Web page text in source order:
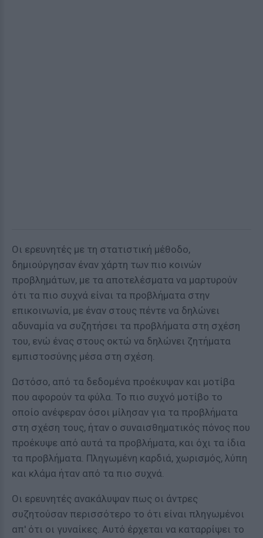
Οι ερευνητές με τη στατιστική μέθοδο,
δημιούργησαν έναν χάρτη των πιο κοινών
προβλημάτων, με τα αποτελέσματα να μαρτυρούν
ότι τα πιο συχνά είναι τα προβλήματα στην
επικοινωνία, με έναν στους πέντε να δηλώνει
αδυναμία να συζητήσει τα προβλήματα στη σχέση
του, ενώ ένας στους οκτώ να δηλώνει ζητήματα
εμπιστοσύνης μέσα στη σχέση.
Ωστόσο, από τα δεδομένα προέκυψαν και μοτίβα
που αφορούν τα φύλα. Το πιο συχνό μοτίβο το
οποίο ανέφεραν όσοι μίλησαν για τα προβλήματα
στη σχέση τους, ήταν ο συναισθηματικός πόνος που
προέκυψε από αυτά τα προβλήματα, και όχι τα ίδια
τα προβλήματα. Πληγωμένη καρδιά, χωρισμός, λύπη
και κλάμα ήταν από τα πιο συχνά.
Οι ερευνητές ανακάλυψαν πως οι άντρες
συζητούσαν περισσότερο το ότι είναι πληγωμένοι
απ' ότι οι γυναίκες. Αυτό έρχεται να καταρρίψει το